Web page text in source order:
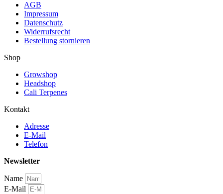
AGB
Impressum
Datenschutz
Widerrufsrecht
Bestellung stornieren
Shop
Growshop
Headshop
Cali Terpenes
Kontakt
Adresse
E-Mail
Telefon
Newsletter
Name
E-Mail